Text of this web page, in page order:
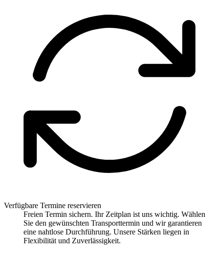
Verfügbare Termine reservieren
Freien Termin sichern. Ihr Zeitplan ist uns wichtig. Wählen
Sie den gewünschten Transporttermin und wir garantieren
eine nahtlose Durchführung. Unsere Stärken liegen in
Flexibilität und Zuverlässigkeit.